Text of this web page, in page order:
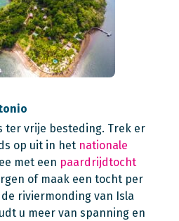
ter vrije besteding. Trek er
op uit in het nationale
met een paardrijdtocht
of maak een tocht per
riviermonding van Isla
u meer van spanning en